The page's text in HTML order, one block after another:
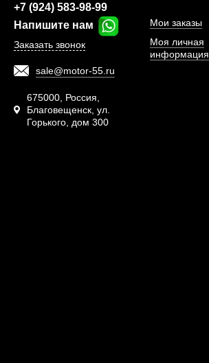
+7 (924) 583-98-99
Напишите нам
Заказать звонок
sale@motor-55.ru
675000, Россия,
Благовещенск, ул.
Горького, дом 300
Мои заказы
Моя личная
информация